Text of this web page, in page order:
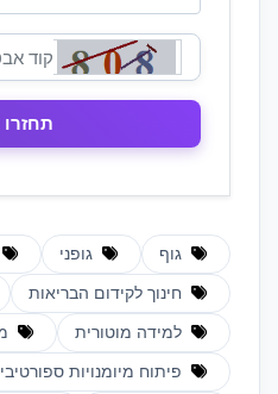
גוף גופני
חינוך לקידום הבריאות
למידה מוטורית
פיתוח מיומנויות